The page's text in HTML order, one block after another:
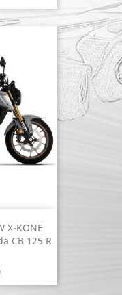
X-KONE
CB 125 R